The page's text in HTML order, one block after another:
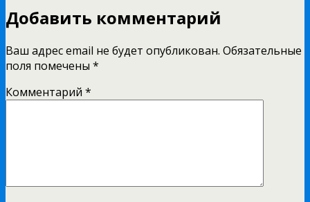
Добавить комментарий
Ваш адрес email не будет опубликован. Обязательные
поля помечены *
Комментарий *